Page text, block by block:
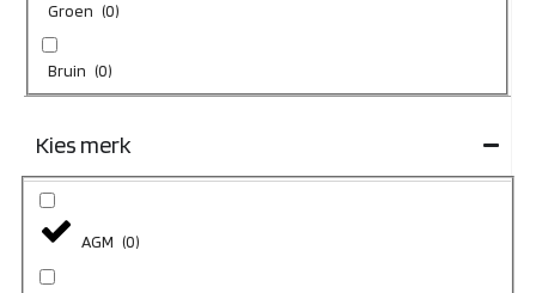
Groen (0)
Bruin (0)
Kies merk
AGM (0)